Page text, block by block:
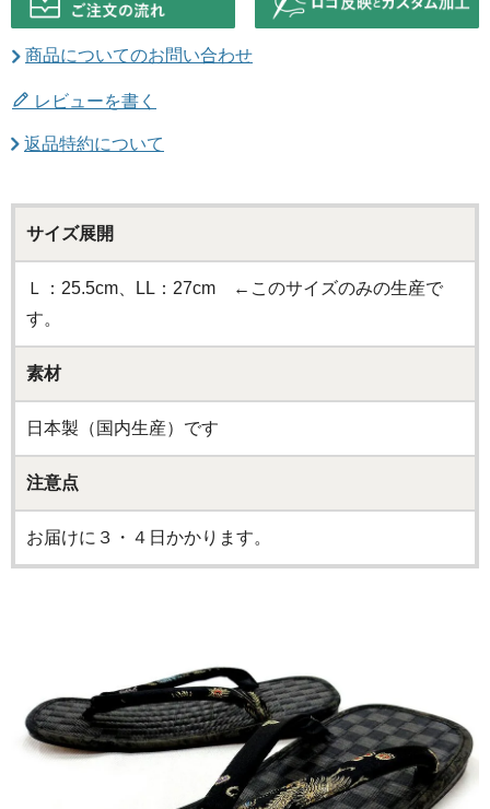
商品についてのお問い合わせ
レビューを書く
返品特約について
サイズ展開
Ｌ：25.5cm、LL：27cm ←このサイズのみの生産で
す。
素材
日本製（国内生産）です
注意点
お届けに３・４日かかります。